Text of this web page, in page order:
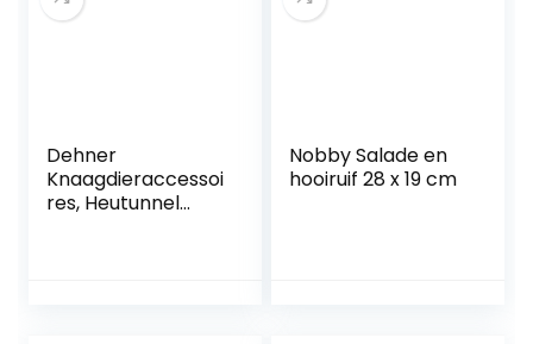
Dehner
Knaagdieraccessoi
res, Heutunnel
Nobby Salade en
hooiruif 28 x 19 cm